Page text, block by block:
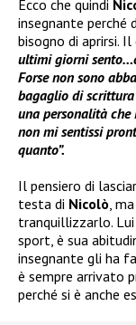
Ecco che quindi
insegnante
bisogno di aprirsi.
ultimi giorni
Forse non sono
bagaglio di
una personalità che
non mi sentissi
quanto”.
Il pensiero di
testa di Nicolò, ma
tranquillizzarlo.
sport, è sua
insegnante gli ha
è sempre arrivato
perché si è anche